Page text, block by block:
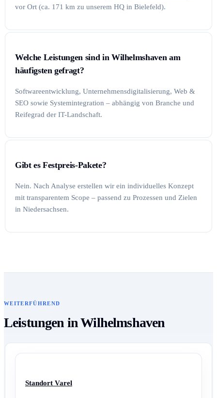
vor Ort (ca. 171 km zu unserem HQ in Bielefeld).
Welche Leistungen sind in Wilhelmshaven am
häufigsten gefragt?
Softwareentwicklung, Unternehmensdigitalisierung, Web &
SEO sowie Systemintegration – abhängig von Branche und
Reifegrad der IT-Landschaft.
Gibt es Festpreis-Pakete?
Nein. Nach Analyse erstellen wir ein individuelles Konzept
mit transparentem Scope – passend zu Prozessen und Zielen
in Niedersachsen.
WEITERFÜHREND
Leistungen in Wilhelmshaven
Standort Varel